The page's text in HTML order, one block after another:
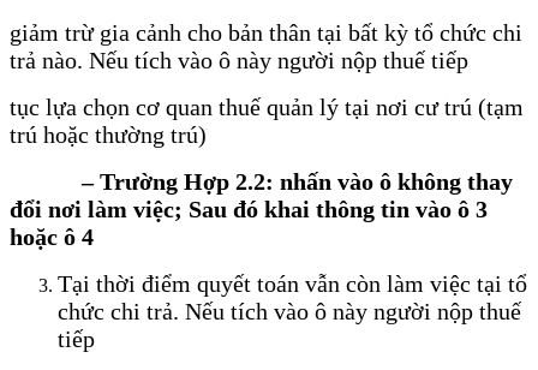
giảm trừ gia cảnh cho bản thân tại bất kỳ tổ chức chi
trả nào. Nếu tích vào ô này người nộp thuế tiếp
tục lựa chọn cơ quan thuế quản lý tại nơi cư trú (tạm
trú hoặc thường trú)
– Trường Hợp 2.2: nhấn vào ô không thay
đổi nơi làm việc; Sau đó khai thông tin vào ô 3
hoặc ô 4
Tại thời điểm quyết toán vẫn còn làm việc tại tổ
chức chi trả. Nếu tích vào ô này người nộp thuế
tiếp